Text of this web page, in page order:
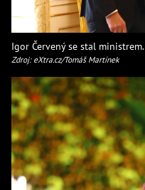
Igor Červený se stal ministrem.
Zdroj: eXtra.cz/Tomáš Martínek